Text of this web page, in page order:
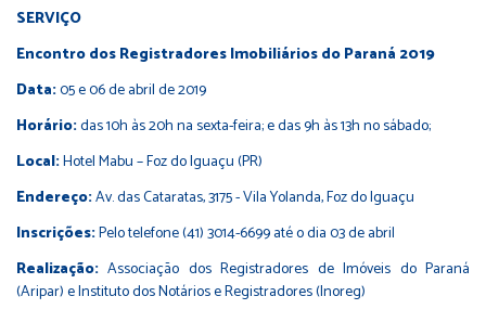
SERVIÇO
Encontro dos Registradores Imobiliários do Paraná 2019
Data:05 e 06 de abril de 2019
Horário:das 10h às 20h na sexta-feira; e das 9h às 13h no sábado;
Local:Hotel Mabu – Foz do Iguaçu (PR)
Endereço:Av. das Cataratas, 3175 - Vila Yolanda, Foz do Iguaçu
Inscrições:Pelo telefone (41) 3014-6699 até o dia 03 de abril
Realização: Associação dos Registradores de Imóveis do Paraná
(Aripar) e Instituto dos Notários e Registradores (Inoreg)